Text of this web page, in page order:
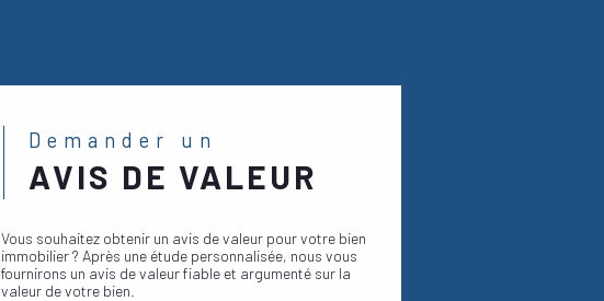
Demander un
AVIS DE VALEUR
Vous souhaitez obtenir un avis de valeur pour votre bien
immobilier ? Après une étude personnalisée, nous vous
fournirons un avis de valeur fiable et argumenté sur la
valeur de votre bien.